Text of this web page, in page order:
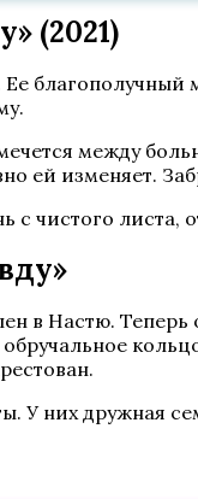
(2021)
между
ей изменяет.
с чистого
в Настю.
них дружная